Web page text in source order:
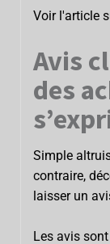
Voir l'article
Avis
des
Simple
contraire,
laisser un
Les avis